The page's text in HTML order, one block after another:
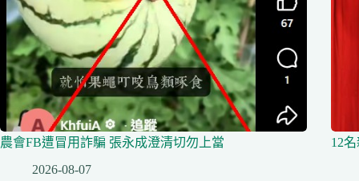
農會FB遭冒用詐騙 張永成澄清切勿上當
2026-08-07
12